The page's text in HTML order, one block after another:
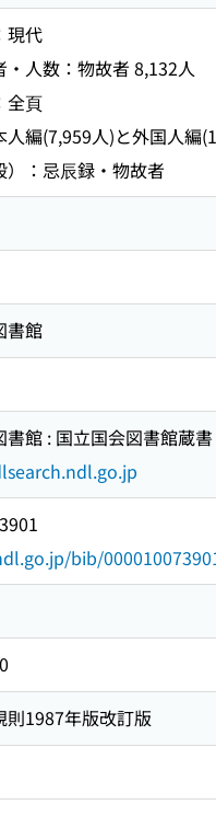
現代
・人数：物故者 8,132人
全頁
人編(7,959人)と外国人編
）：忌辰録・物故者
書館
書館 : 国立国会図書館蔵書
bib/
則1987年版改訂版